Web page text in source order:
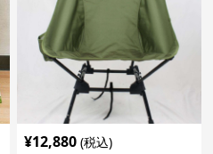
¥12,880 (税込)